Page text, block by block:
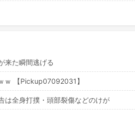
来た瞬間逃げる
ｗ 【Pickup07092031】
は全身打撲・頭部裂傷などのけが